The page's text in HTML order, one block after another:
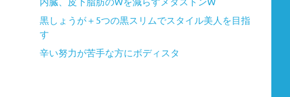
黒しょうが＋5つの黒スリムでスタイル美人を目指
す
辛い努力が苦手な方にボディスタ